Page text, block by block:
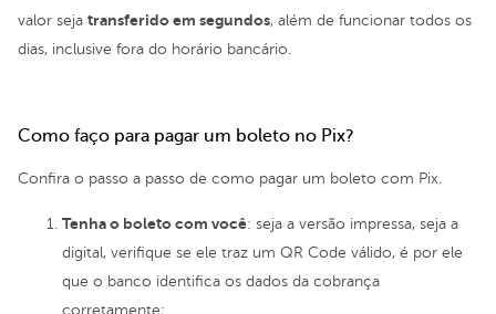
valor seja transferido em segundos, além de funcionar todos os
dias, inclusive fora do horário bancário.
Como faço para pagar um boleto no Pix?
Confira o passo a passo de como pagar um boleto com Pix.
Tenha o boleto com você: seja a versão impressa, seja a
digital, verifique se ele traz um QR Code válido, é por ele
que o banco identifica os dados da cobrança
corretamente;